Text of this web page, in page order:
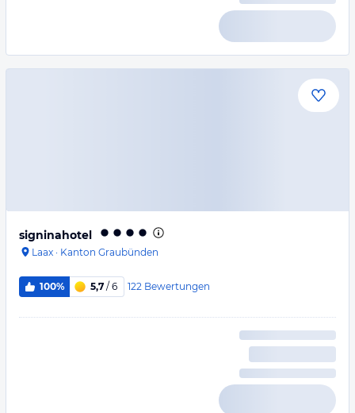
signinahotel
Laax · Kanton Graubünden
100% 5,7 / 6 122 Bewertungen